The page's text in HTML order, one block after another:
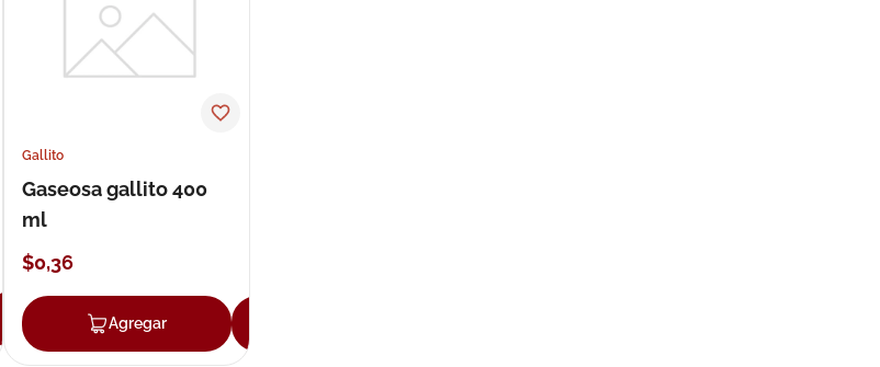
Agregar
Gallito
Gaseosa gallito 400
ml
$0,36
Agregar